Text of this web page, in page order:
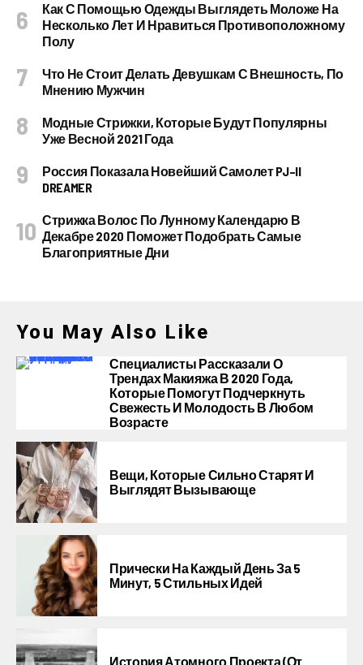
Как С Помощью Одежды Выглядеть Моложе На
Несколько Лет И Нравиться Противоположному
Полу
Что Не Стоит Делать Девушкам С Внешность, По
Мнению Мужчин
Модные Стрижки, Которые Будут Популярны
Уже Весной 2021 Года
Россия Показала Новейший Самолет PJ–II
DREAMER
Стрижка Волос По Лунному Календарю В
Декабре 2020 Поможет Подобрать Самые
Благоприятные Дни
You May Also Like
Специалисты Рассказали О
Трендах Макияжа В 2020 Года,
Которые Помогут Подчеркнуть
Свежесть И Молодость В Любом
Возрасте
Вещи, Которые Сильно Старят И
Выглядят Вызывающе
Прически На Каждый День За 5
Минут, 5 Стильных Идей
История Атомного Проекта (от